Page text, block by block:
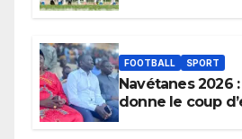
FOOTBALL SPORT
Navétanes 2026
donne le coup